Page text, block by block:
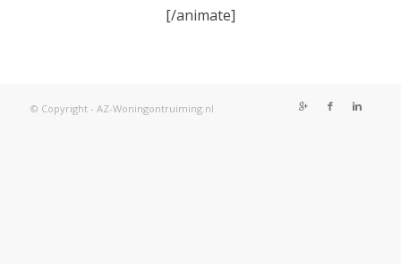
[/animate]
© Copyright - AZ-Woningontruiming.nl